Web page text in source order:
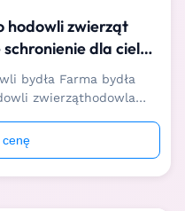
hodowli zwierząt
dla cieląt
bydła Farma bydła
zwierząthodowla
im unikać
warunki ich życia
cenę